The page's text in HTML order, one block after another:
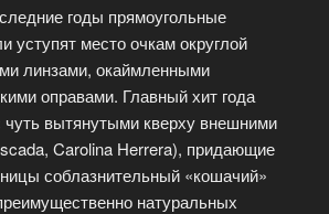
годы прямоугольные
уступят место очкам округлой
линзами, окаймленными
оправами. Главный хит года
чуть вытянутыми кверху внешними
Carolina Herrera), придающие
соблазнительный «кошачий»
натуральных